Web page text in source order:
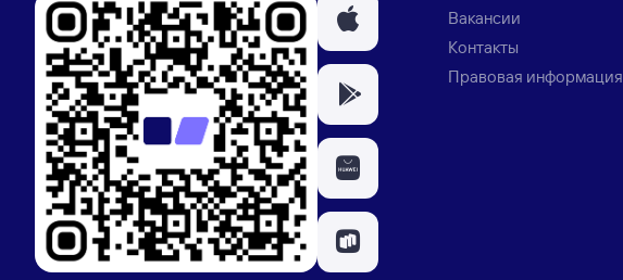
Вакансии
Контакты
Правовая информация